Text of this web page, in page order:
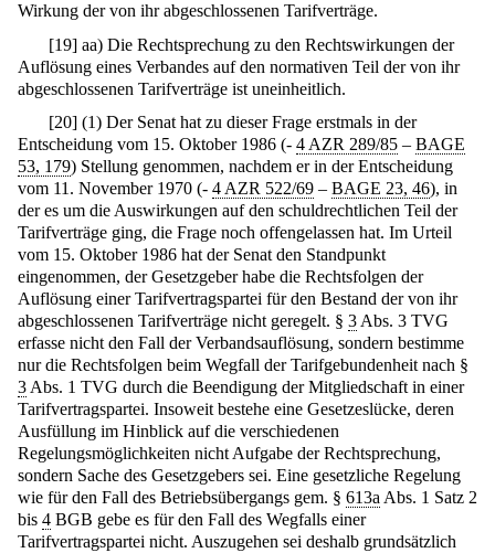
Wirkung der von ihr abgeschlossenen Tarifverträge.
[19] aa) Die Rechtsprechung zu den Rechtswirkungen der
Auflösung eines Verbandes auf den normativen Teil der von ihr
abgeschlossenen Tarifverträge ist uneinheitlich.
[20] (1) Der Senat hat zu dieser Frage erstmals in der
Entscheidung vom 15. Oktober 1986 (- 4 AZR 289/85 – BAGE
53, 179) Stellung genommen, nachdem er in der Entscheidung
vom 11. November 1970 (- 4 AZR 522/69 – BAGE 23, 46), in
der es um die Auswirkungen auf den schuldrechtlichen Teil der
Tarifverträge ging, die Frage noch offengelassen hat. Im Urteil
vom 15. Oktober 1986 hat der Senat den Standpunkt
eingenommen, der Gesetzgeber habe die Rechtsfolgen der
Auflösung einer Tarifvertragspartei für den Bestand der von ihr
abgeschlossenen Tarifverträge nicht geregelt. § 3 Abs. 3 TVG
erfasse nicht den Fall der Verbandsauflösung, sondern bestimme
nur die Rechtsfolgen beim Wegfall der Tarifgebundenheit nach §
3 Abs. 1 TVG durch die Beendigung der Mitgliedschaft in einer
Tarifvertragspartei. Insoweit bestehe eine Gesetzeslücke, deren
Ausfüllung im Hinblick auf die verschiedenen
Regelungsmöglichkeiten nicht Aufgabe der Rechtsprechung,
sondern Sache des Gesetzgebers sei. Eine gesetzliche Regelung
wie für den Fall des Betriebsübergangs gem. § 613a Abs. 1 Satz 2
bis 4 BGB gebe es für den Fall des Wegfalls einer
Tarifvertragspartei nicht. Auszugehen sei deshalb grundsätzlich